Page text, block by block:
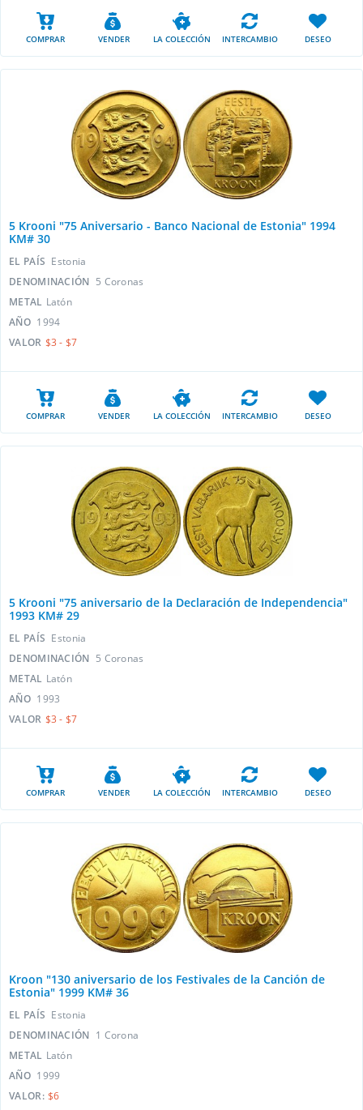
COMPRAR VENDER LA COLECCIÓN INTERCAMBIO DESEO
5 Krooni "75 Aniversario - Banco Nacional de Estonia" 1994
KM# 30
EL PAÍS Estonia
DENOMINACIÓN 5 Сoronas
METAL Latón
AÑO 1994
VALOR $3 - $7
COMPRAR VENDER LA COLECCIÓN INTERCAMBIO DESEO
5 Krooni "75 aniversario de la Declaración de Independencia"
1993 KM# 29
EL PAÍS Estonia
DENOMINACIÓN 5 Сoronas
METAL Latón
AÑO 1993
VALOR $3 - $7
COMPRAR VENDER LA COLECCIÓN INTERCAMBIO DESEO
Kroon "130 aniversario de los Festivales de la Canción de
Estonia" 1999 KM# 36
EL PAÍS Estonia
DENOMINACIÓN 1 Сorona
METAL Latón
AÑO 1999
VALOR: $6